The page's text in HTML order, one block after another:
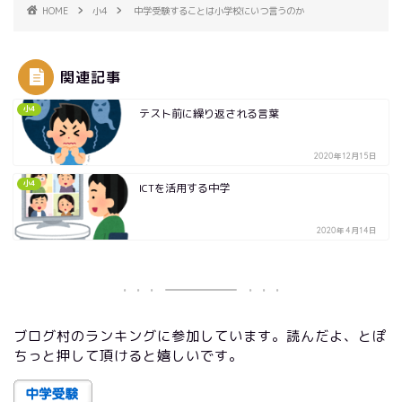
HOME 小4 中学受験することは小学校にいつ言うのか
関連記事
小4 テスト前に繰り返される言葉
2020年12月15日
小4 ICTを活用する中学
2020年4月14日
ブログ村のランキングに参加しています。読んだよ、とぽ
ちっと押して頂けると嬉しいです。